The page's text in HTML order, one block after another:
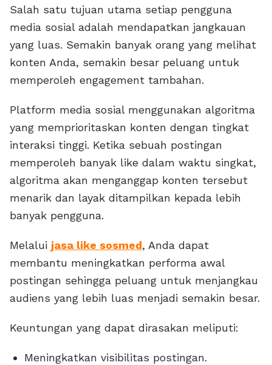
Salah satu tujuan utama setiap pengguna
media sosial adalah mendapatkan jangkauan
yang luas. Semakin banyak orang yang melihat
konten Anda, semakin besar peluang untuk
memperoleh engagement tambahan.
Platform media sosial menggunakan algoritma
yang memprioritaskan konten dengan tingkat
interaksi tinggi. Ketika sebuah postingan
memperoleh banyak like dalam waktu singkat,
algoritma akan menganggap konten tersebut
menarik dan layak ditampilkan kepada lebih
banyak pengguna.
Melalui jasa like sosmed, Anda dapat
membantu meningkatkan performa awal
postingan sehingga peluang untuk menjangkau
audiens yang lebih luas menjadi semakin besar.
Keuntungan yang dapat dirasakan meliputi:
Meningkatkan visibilitas postingan.